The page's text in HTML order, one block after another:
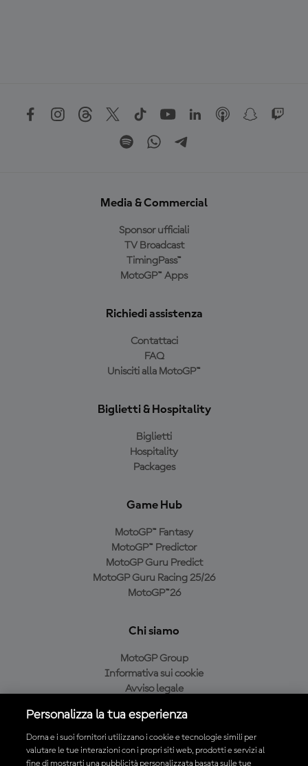
Media & Commercial
Sponsor ufficiali
TV Broadcast
TimingPass™
MotoGP™ Apps
Richiedi assistenza
Contattaci
FAQ
Unisciti alla MotoGP™
Biglietti & Hospitality
Biglietti
Hospitality
Packages
Game Hub
MotoGP™ Fantasy
MotoGP™ Predictor
MotoGP Guru Predict
MotoGP Guru Racing 25/26
MotoGP™26
Chi siamo
MotoGP Group
Informativa sui cookie
Avviso legale
Condizioni di acquisto
Personalizza la tua esperienza
Dorna e i suoi fornitori utilizzano i cookie e tecnologie simili per
valutare le tue interazioni con i propri siti web, prodotti e servizi al
fine di mostrarti una pubblicità personalizzata basata sulle tue